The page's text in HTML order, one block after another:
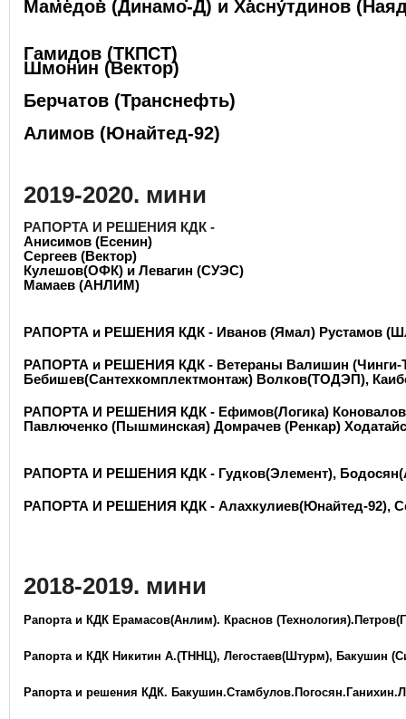
Мамедов (Динамо-Д) и Хаснутдинов
Гамидов (ТКПСТ)
Шмонин (Вектор)
Берчатов (Транснефть)
Алимов (Юнайтед-92)
2019-2020. мини
РАПОРТА И РЕШЕНИЯ КДК -
Анисимов (Есенин)
Сергеев (Вектор)
Кулешов(ОФК) и Левагин (СУЭС)
Мамаев (АНЛИМ)
РАПОРТА и РЕШЕНИЯ КДК - Иванов (Ямал) Рустамов
РАПОРТА и РЕШЕНИЯ КДК - Ветераны Валишин (Чинги-
Бебишев(Сантехкомплектмонтаж) Волков(ТОДЭП),
РАПОРТА И РЕШЕНИЯ КДК - Ефимов(Логика)
Павлюченко (Пышминская) Домрачев (Ренкар)
РАПОРТА И РЕШЕНИЯ КДК - Гудков(Элемент),
РАПОРТА И РЕШЕНИЯ КДК - Алахкулиев(Юнайтед-92),
2018-2019. мини
Рапорта и КДК Ерамасов(Анлим). Краснов
Рапорта и КДК Никитин А.(ТННЦ), Легостаев(Штурм), Бакушин
Рапорта и решения КДК.